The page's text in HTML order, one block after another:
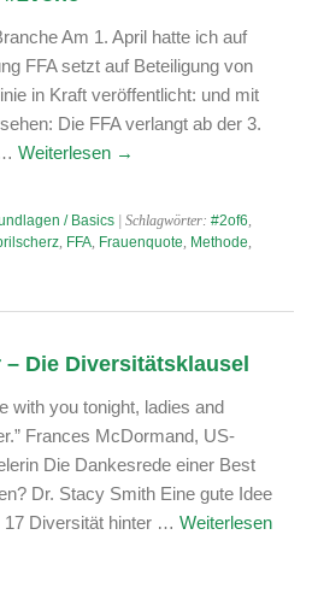
Am 1. April hatte ich auf
FFA setzt auf Beteiligung von
in Kraft veröffentlicht: und mit
Die FFA verlangt ab der 3.
Weiterlesen →
/ Basics | Schlagwörter: #2of6,
, FFA, Frauenquote, Methode,
Die Diversitätsklausel
with you tonight, ladies and
Frances McDormand, US-
Die Dankesrede einer Best
Dr. Stacy Smith Eine gute Idee
Diversität hinter … Weiterlesen